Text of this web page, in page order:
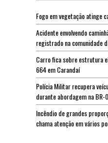
Fogo em vegetação atinge
Acidente envolvendo
registrado na comunidade
Carro fica sobre estrutura
664 em Carandaí
Polícia Militar recupera
durante abordagem na BR-
Incêndio de grandes
chama atenção em vários